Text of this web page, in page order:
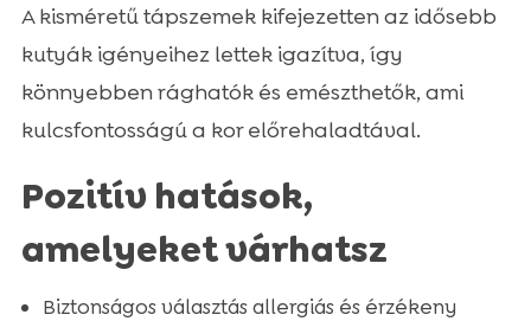
A kisméretű tápszemek kifejezetten az idősebb
kutyák igényeihez lettek igazítva, így
könnyebben rághatók és emészthetők, ami
kulcsfontosságú a kor előrehaladtával.
Pozitív hatások,
amelyeket várhatsz
Biztonságos választás allergiás és érzékeny